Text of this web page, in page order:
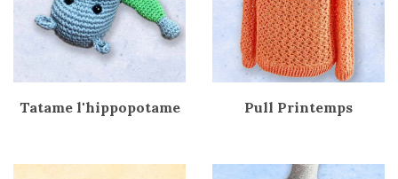
Tatame l'hippopotame Pull Printemps